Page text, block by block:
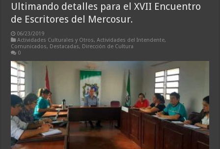
Ultimando detalles para el XVII Encuentro
de Escritores del Mercosur.
06/23/2019
Actividades Culturales y Otros,Actividades del Intendente,
Comunicados, Destacadas, Dirección de Cultura
0